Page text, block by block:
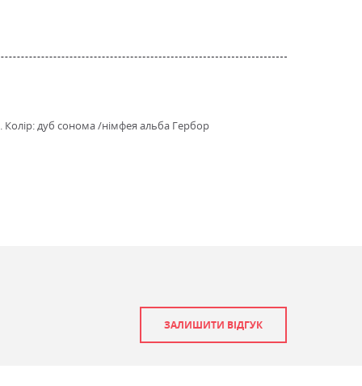
дуб сонома /німфея альба Гербор
ЗАЛИШИТИ ВІДГУК